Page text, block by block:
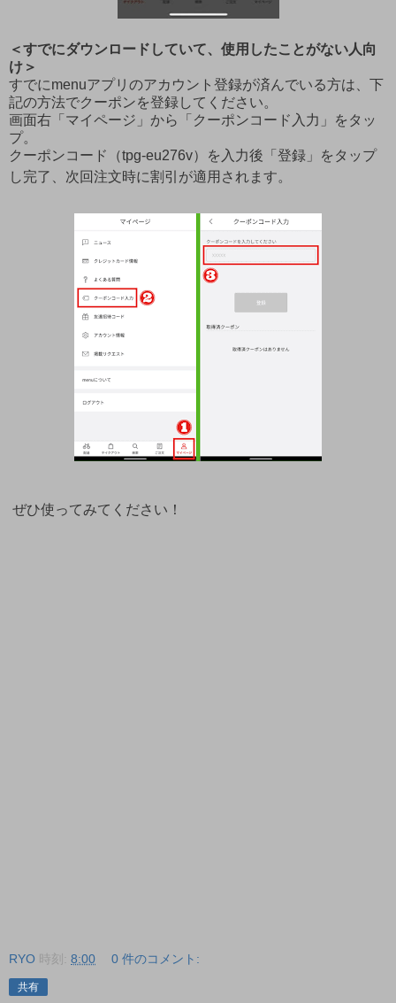
＜すでにダウンロードしていて、使用したことがない人向
け＞
すでにmenuアプリのアカウント登録が済んでいる方は、下
記の方法でクーポンを登録してください。
画面右「マイページ」から「クーポンコード入力」をタッ
プ。
クーポンコード（tpg-eu276v）を入力後「登録」をタップ
し完了、次回注文時に割引が適用されます。
ぜひ使ってみてください！
RYO 時刻: 8:00 0 件のコメント:
共有